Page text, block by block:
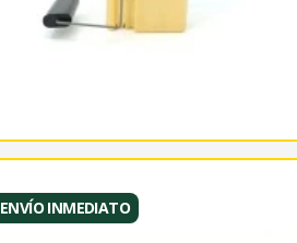
ENVÍO INMEDIATO